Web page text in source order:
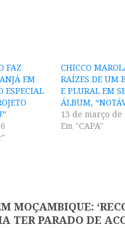
FAZ
EM
ESPECIAL
CHICCO
RAÍZES DE UM
E PLURAL EM
ÁLBUM,
13 de março de
Em "CAPA"
MOÇAMBIQUE:
TER PARADO DE